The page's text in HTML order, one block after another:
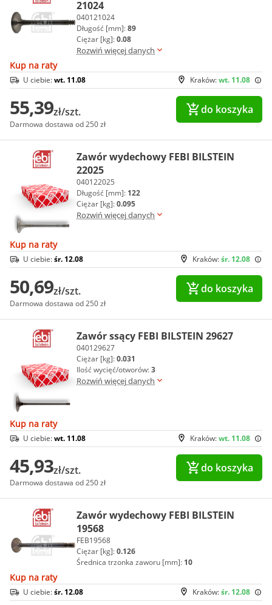
21024
040121024
Długość [mm]:89
Ciężar [kg]:0.08
Rozwiń więcej danych
Kup na raty
Kraków:wt. 11.08
U ciebie:wt. 11.08
55,39zł/szt.
Darmowa dostawa od 250 zł
do koszyka
Zawór wydechowy FEBI BILSTEIN
22025
040122025
Długość [mm]: 122
Ciężar [kg]:0.095
Rozwiń więcej danych
Kup na raty
Kraków:śr. 12.08
U ciebie:śr. 12.08
50,69zł/szt.
Darmowa dostawa od 250 zł
do koszyka
Zawór ssący FEBI BILSTEIN 29627
040129627
Ciężar [kg]:0.031
Ilość wycięć/otworów:3
Rozwiń więcej danych
Kup na raty
Kraków:wt. 11.08
U ciebie:wt. 11.08
45,93zł/szt.
Darmowa dostawa od 250 zł
do koszyka
Zawór wydechowy FEBI BILSTEIN
19568
FEB19568
Ciężar [kg]:0.126
Średnica trzonka zaworu [mm]: 10
Kup na raty
Kraków:śr. 12.08
U ciebie:śr. 12.08